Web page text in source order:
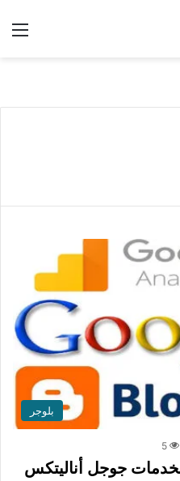
بلوجر
5
جوجل أناليتكس